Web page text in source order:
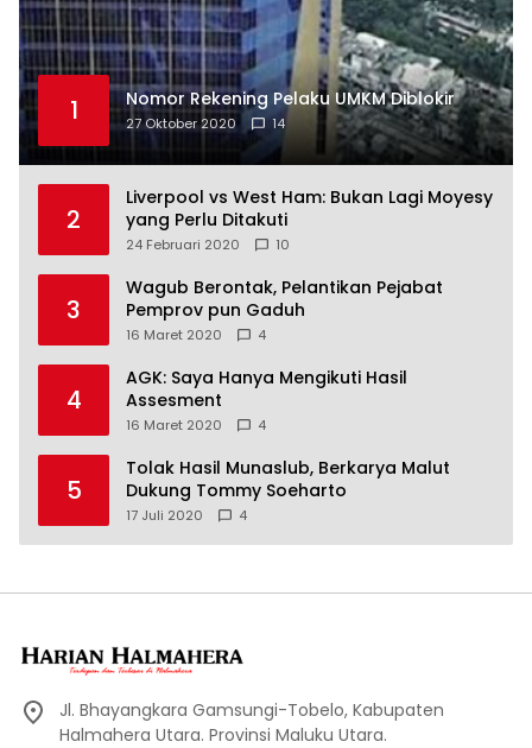
1 Nomor Rekening Pelaku UMKM Diblokir
27 Oktober 2020 14
2
Liverpool vs West Ham: Bukan Lagi Moyesy
yang Perlu Ditakuti
24 Februari 2020 10
3
Wagub Berontak, Pelantikan Pejabat
Pemprov pun Gaduh
16 Maret 2020 4
4
AGK: Saya Hanya Mengikuti Hasil
Assesment
16 Maret 2020 4
5
Tolak Hasil Munaslub, Berkarya Malut
Dukung Tommy Soeharto
17 Juli 2020 4
Jl. Bhayangkara Gamsungi-Tobelo, Kabupaten
Halmahera Utara. Provinsi Maluku Utara.